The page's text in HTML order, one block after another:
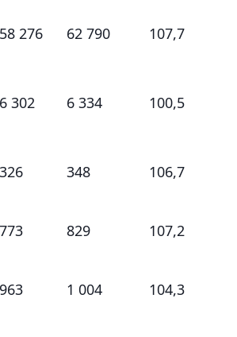
58 276 62 790 107,7
6 302 6 334 100,5
326 348 106,7
773 829 107,2
963 1 004 104,3